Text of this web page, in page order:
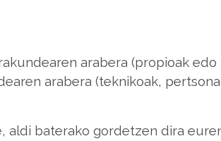
arabera (propioak
arabera (teknikoak,
baterako gordetzen dira